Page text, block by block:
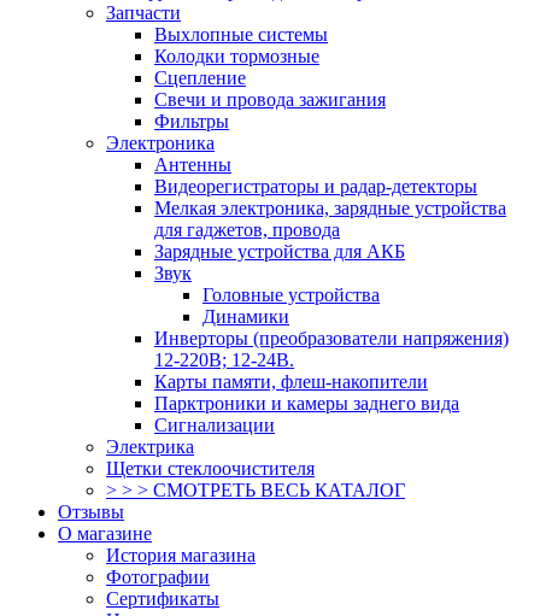
Запчасти
Выхлопные системы
Колодки тормозные
Сцепление
Свечи и провода зажигания
Фильтры
Электроника
Антенны
Видеорегистраторы и радар-детекторы
Мелкая электроника, зарядные устройства
для гаджетов, провода
Зарядные устройства для АКБ
Звук
Головные устройства
Динамики
Инверторы (преобразователи напряжения)
12-220В; 12-24В.
Карты памяти, флеш-накопители
Парктроники и камеры заднего вида
Сигнализации
Электрика
Щетки стеклоочистителя
> > > СМОТРЕТЬ ВЕСЬ КАТАЛОГ
Отзывы
О магазине
История магазина
Фотографии
Сертификаты